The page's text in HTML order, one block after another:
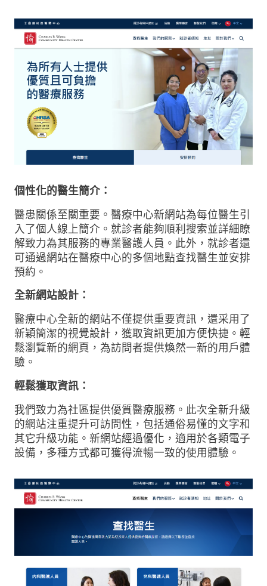
個性化的醫生簡介：
醫患關係至關重要。醫療中心新網站為每位醫生引
入了個人線上簡介。就診者能夠順利搜索並詳細瞭
解致力為其服務的專業醫護人員。此外，就診者還
可通過網站在醫療中心的多個地點查找醫生並安排
預約。
全新網站設計：
醫療中心全新的網站不僅提供重要資訊，還采用了
新穎簡潔的視覺設計，獲取資訊更加方便快捷。輕
鬆瀏覽新的網頁，為訪問者提供煥然一新的用戶體
驗。
輕鬆獲取資訊：
我們致力為社區提供優質醫療服務。此次全新升級
的網站注重提升可訪問性，包括通俗易懂的文字和
其它升級功能。新網站經過優化，適用於各類電子
設備，多種方式都可獲得流暢一致的使用體驗。